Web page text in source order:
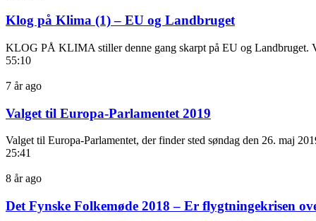
Klog på Klima (1) – EU og Landbruget
KLOG PÅ KLIMA stiller denne gang skarpt på EU og Landbruget.
55:10
7 år ago
Valget til Europa-Parlamentet 2019
Valget til Europa-Parlamentet, der finder sted søndag den 26. maj
25:41
8 år ago
Det Fynske Folkemøde 2018 – Er flygtningekrisen